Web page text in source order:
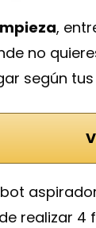
,
no
según
realizar 4